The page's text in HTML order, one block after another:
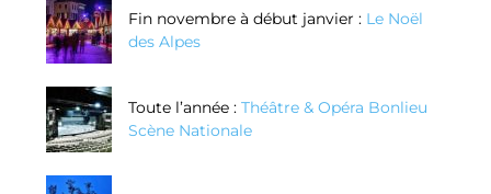
Fin novembre à début janvier : Le Noël
des Alpes
Toute l’année : Théâtre & Opéra Bonlieu
Scène Nationale